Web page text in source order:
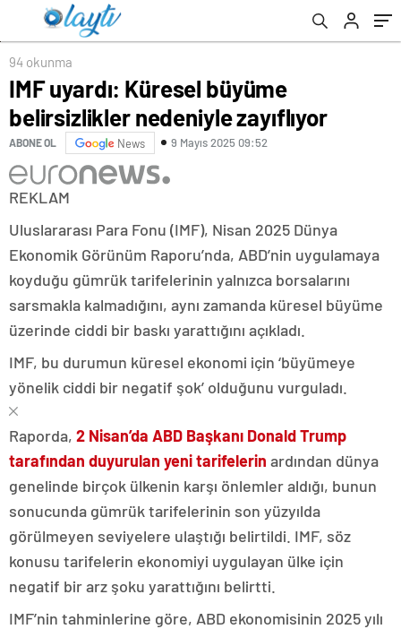
94 okunma
IMF uyardı: Küresel büyüme
belirsizlikler nedeniyle zayıflıyor
ABONE OL News 9 Mayıs 2025 09:52
REKLAM
Uluslararası Para Fonu (IMF), Nisan 2025 Dünya
Ekonomik Görünüm Raporu’nda, ABD’nin uygulamaya
koyduğu gümrük tarifelerinin yalnızca borsalarını
sarsmakla kalmadığını, aynı zamanda küresel büyüme
üzerinde ciddi bir baskı yarattığını açıkladı.
IMF, bu durumun küresel ekonomi için ‘büyümeye
yönelik ciddi bir negatif şok’ olduğunu vurguladı.
Raporda, 2 Nisan’da ABD Başkanı Donald Trump
tarafından duyurulan yeni tarifelerin ardından dünya
genelinde birçok ülkenin karşı önlemler aldığı, bunun
sonucunda gümrük tarifelerinin son yüzyılda
görülmeyen seviyelere ulaştığı belirtildi. IMF, söz
konusu tarifelerin ekonomiyi uygulayan ülke için
negatif bir arz şoku yarattığını belirtti.
IMF’nin tahminlerine göre, ABD ekonomisinin 2025 yılı